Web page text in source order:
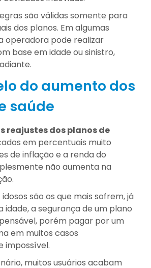
são válidas somente para
dos planos. Em algumas
operadora pode realizar
base em idade ou sinistro,
do aumento dos
saúde
reajustes dos planos de
em percentuais muito
de inflação e a renda do
não aumenta na
são os que mais sofrem, já
idade, a segurança de um plano
porém pagar por um
em muitos casos
impossível.
muitos usuários acabam